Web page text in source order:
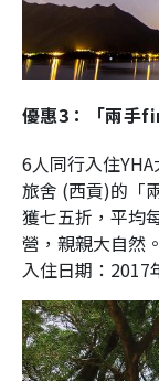
優惠3：「兩手
6人同行入住
旅舍 (西貢)的「
獲七五折，平均
營，親親大自然。
入住日期：2017